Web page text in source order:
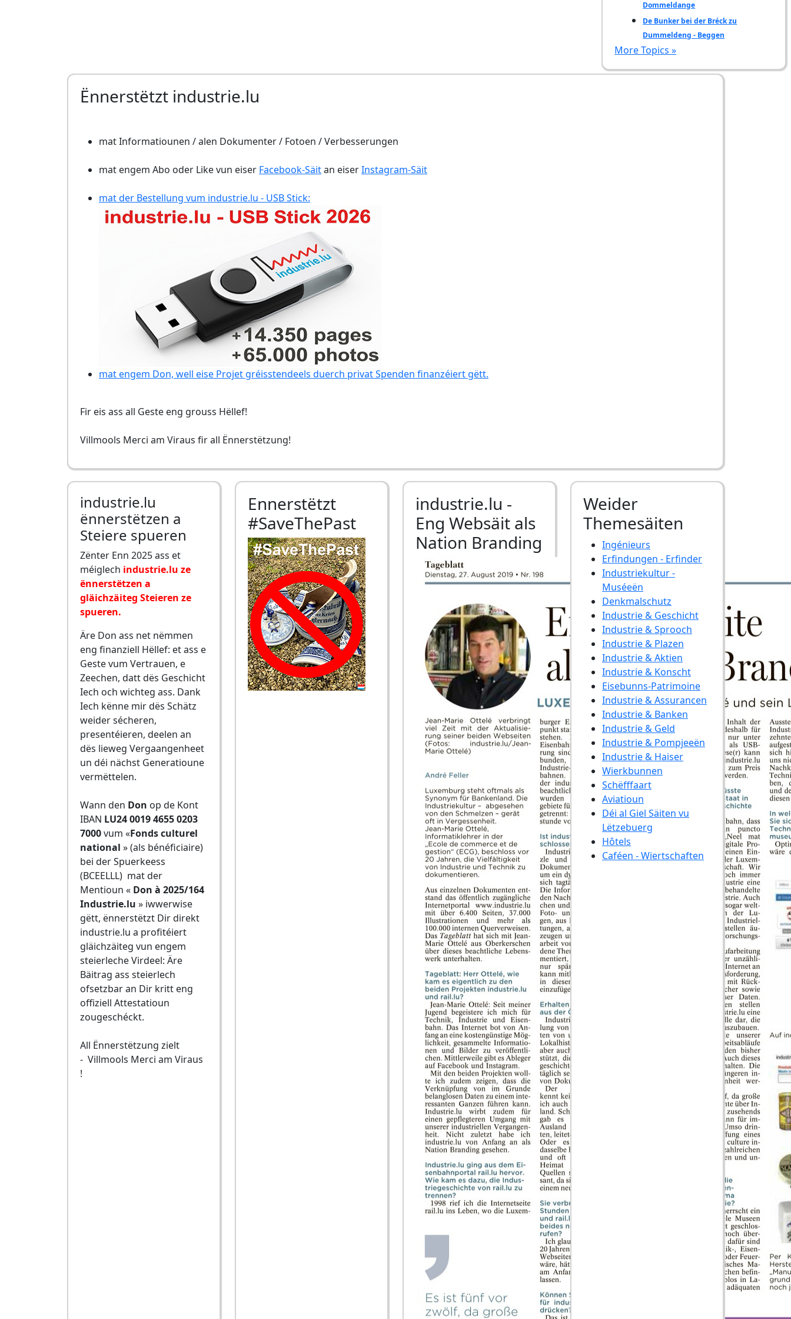
Dommeldange
De Bunker bei der Bréck zu
Dummeldeng - Beggen
More Topics »
Ënnerstëtzt industrie.lu
mat Informatiounen / alen Dokumenter / Fotoen / Verbesserungen
mat engem Abo oder Like vun eiser Facebook-Säitan eiserInstagram-Säit
mat der Bestellung vum industrie.lu - USB Stick:
mat engem Don, well eise Projet gréisstendeels duerch privat Spenden finanzéiert gëtt.
Fir eis ass all Geste eng grouss Hëllef!
Villmools Merci am Viraus fir all Ënnerstëtzung!
industrie.lu
ënnerstëtzen a
Steiere spueren
Zënter Enn 2025 ass et
méiglech industrie.lu ze
ënnerstëtzen a
gläichzäiteg Steieren ze
spueren.
Äre Don ass net nëmmen
eng finanziell Hëllef: et ass e
Geste vum Vertrauen, e
Zeechen, datt dës Geschicht
Iech och wichteg ass. Dank
Iech kënne mir dës Schätz
weider sécheren,
presentéieren, deelen an
dës lieweg Vergaangenheet
un déi nächst Generatioune
vermëttelen.
Wann den Don op de Kont
IBAN LU24 0019 4655 0203
7000vum «Fonds culturel
national » (als bénéficiaire)
bei der Spuerkeess
(BCEELLL) mat der
Mentioun « Don à 2025/164
Industrie.lu » iwwerwise
gëtt, ënnerstëtzt Dir direkt
industrie.lu a profitéiert
gläichzäiteg vun engem
steierleche Virdeel: Äre
Bäitrag ass steierlech
ofsetzbar an Dir kritt eng
offiziell Attestatioun
zougeschéckt.
All Ënnerstëtzung zielt
- Villmools Merci am Viraus
!
Ennerstëtzt
#SaveThePast
industrie.lu -
Eng Websäit als
Nation Branding
Weider
Themesäiten
Ingénieurs
Erfindungen - Erfinder
Industriekultur -
Muséeën
Denkmalschutz
Industrie & Geschicht
Industrie & Sprooch
Industrie & Plazen
Industrie & Aktien
Industrie & Konscht
Eisebunns-Patrimoine
Industrie & Assurancen
Industrie & Banken
Industrie & Geld
Industrie & Pompjeeën
Industrie & Haiser
Wierkbunnen
Schëfffaart
Aviatioun
Déi al Giel Säiten vu
Lëtzebuerg
Hôtels
Caféen - Wiertschaften